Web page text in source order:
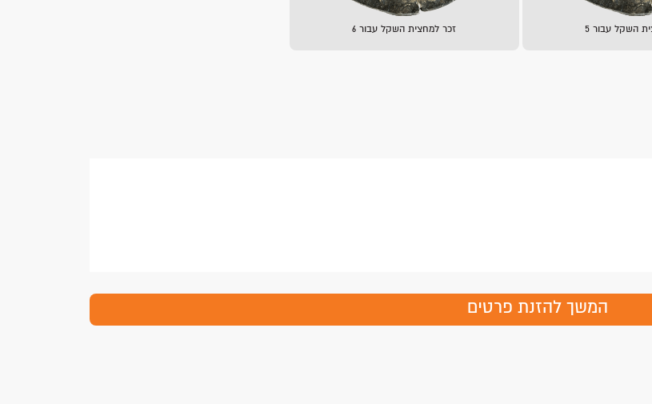
השקל עבור 5 זכר למחצית השקל עבור 6
המשך להזנת פרטים